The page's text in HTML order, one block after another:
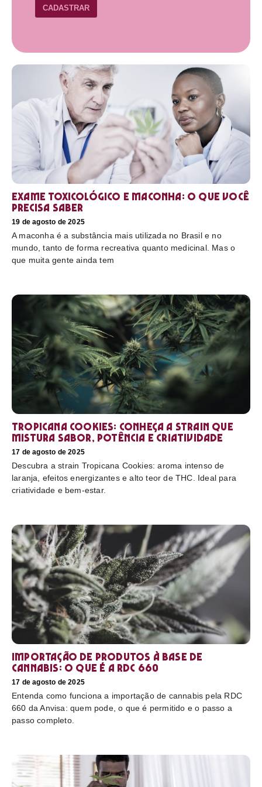
CADASTRAR
Exame toxicológico e maconha: o que você
precisa saber
19 de agosto de 2025
A maconha é a substância mais utilizada no Brasil e no
mundo, tanto de forma recreativa quanto medicinal. Mas o
que muita gente ainda tem
Tropicana Cookies: conheça a strain que
mistura sabor, potência e criatividade
17 de agosto de 2025
Descubra a strain Tropicana Cookies: aroma intenso de
laranja, efeitos energizantes e alto teor de THC. Ideal para
criatividade e bem-estar.
Importação de produtos à base de
cannabis: o que é a RDC 660
17 de agosto de 2025
Entenda como funciona a importação de cannabis pela RDC
660 da Anvisa: quem pode, o que é permitido e o passo a
passo completo.